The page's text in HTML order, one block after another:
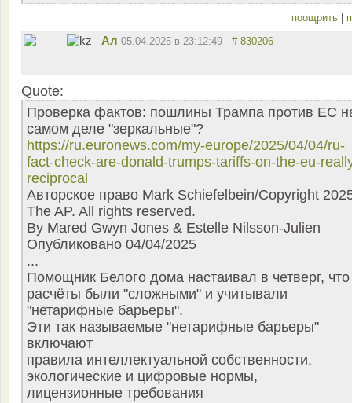
поощрить
Ал 05.04.2025 в 23:12:49 # 830206
Quote:
Проверка фактов: пошлины Трампа против ЕС
самом деле "зеркальные"?
https://ru.euronews.com/my-europe/2025/04/04/ru-
fact-check-are-donald-trumps-tariffs-on-the-eu-
reciprocal
Авторское право Mark Schiefelbein/Copyright
The AP. All rights reserved.
By Mared Gwyn Jones & Estelle Nilsson-Julien
Опубликовано 04/04/2025
...
Помощник Белого дома настаивал в четверг, что
расчёты были "сложными" и учитывали
"нетарифные барьеры".
Эти так называемые "нетарифные барьеры"
включают
правила интеллектуальной собственности,
экологические и цифровые нормы,
лицензионные требования